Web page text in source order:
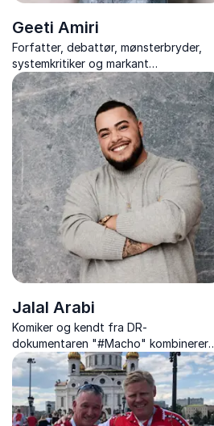
Geeti Amiri
Forfatter, debattør, mønsterbryder,
systemkritiker og markant
meningsdanner
Jalal Arabi
Komiker og kendt fra DR-
dokumentaren "#Macho" kombinerer
humor og alvor i en stærk fortælling
om at finde sin identitet og skabe
for forskellighed.